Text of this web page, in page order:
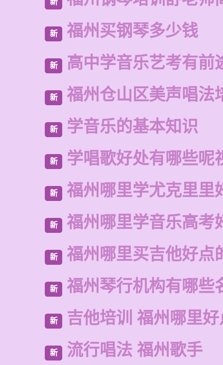
新
新 福州买钢琴多少钱
新 高中学音乐艺考有前
新 福州仓山区美声唱法
新 学音乐的基本知识
新 学唱歌好处有哪些呢
新 福州哪里学尤克里里
新 福州哪里学音乐高考
新 福州哪里买吉他好点
新 福州琴行机构有哪些
新 吉他培训 福州哪里好
新 流行唱法 福州歌手